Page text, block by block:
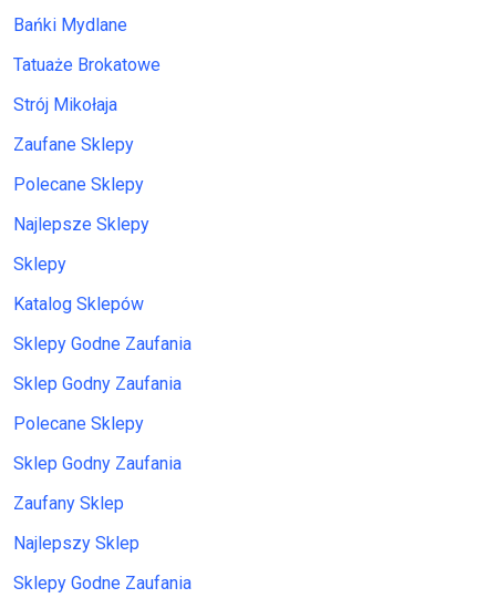
Bańki Mydlane
Tatuaże Brokatowe
Strój Mikołaja
Zaufane Sklepy
Polecane Sklepy
Najlepsze Sklepy
Sklepy
Katalog Sklepów
Sklepy Godne Zaufania
Sklep Godny Zaufania
Polecane Sklepy
Sklep Godny Zaufania
Zaufany Sklep
Najlepszy Sklep
Sklepy Godne Zaufania